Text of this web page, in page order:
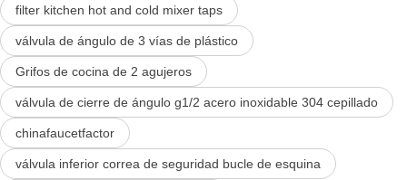
filter kitchen hot and cold mixer taps
válvula de ángulo de 3 vías de plástico
Grifos de cocina de 2 agujeros
válvula de cierre de ángulo g1/2 acero inoxidable 304 cepillado
chinafaucetfactor
válvula inferior correa de seguridad bucle de esquina